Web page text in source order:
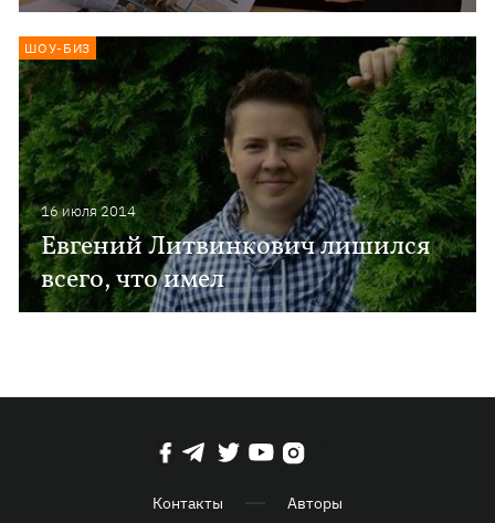
16 июля 2014
Евгений Литвинкович лишился
всего, что имел
ШОУ-БИЗ
Контакты Авторы